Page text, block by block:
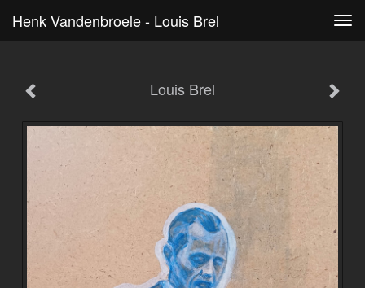
Henk Vandenbroele - Louis Brel
Louis Brel